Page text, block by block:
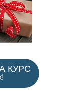
КУРС